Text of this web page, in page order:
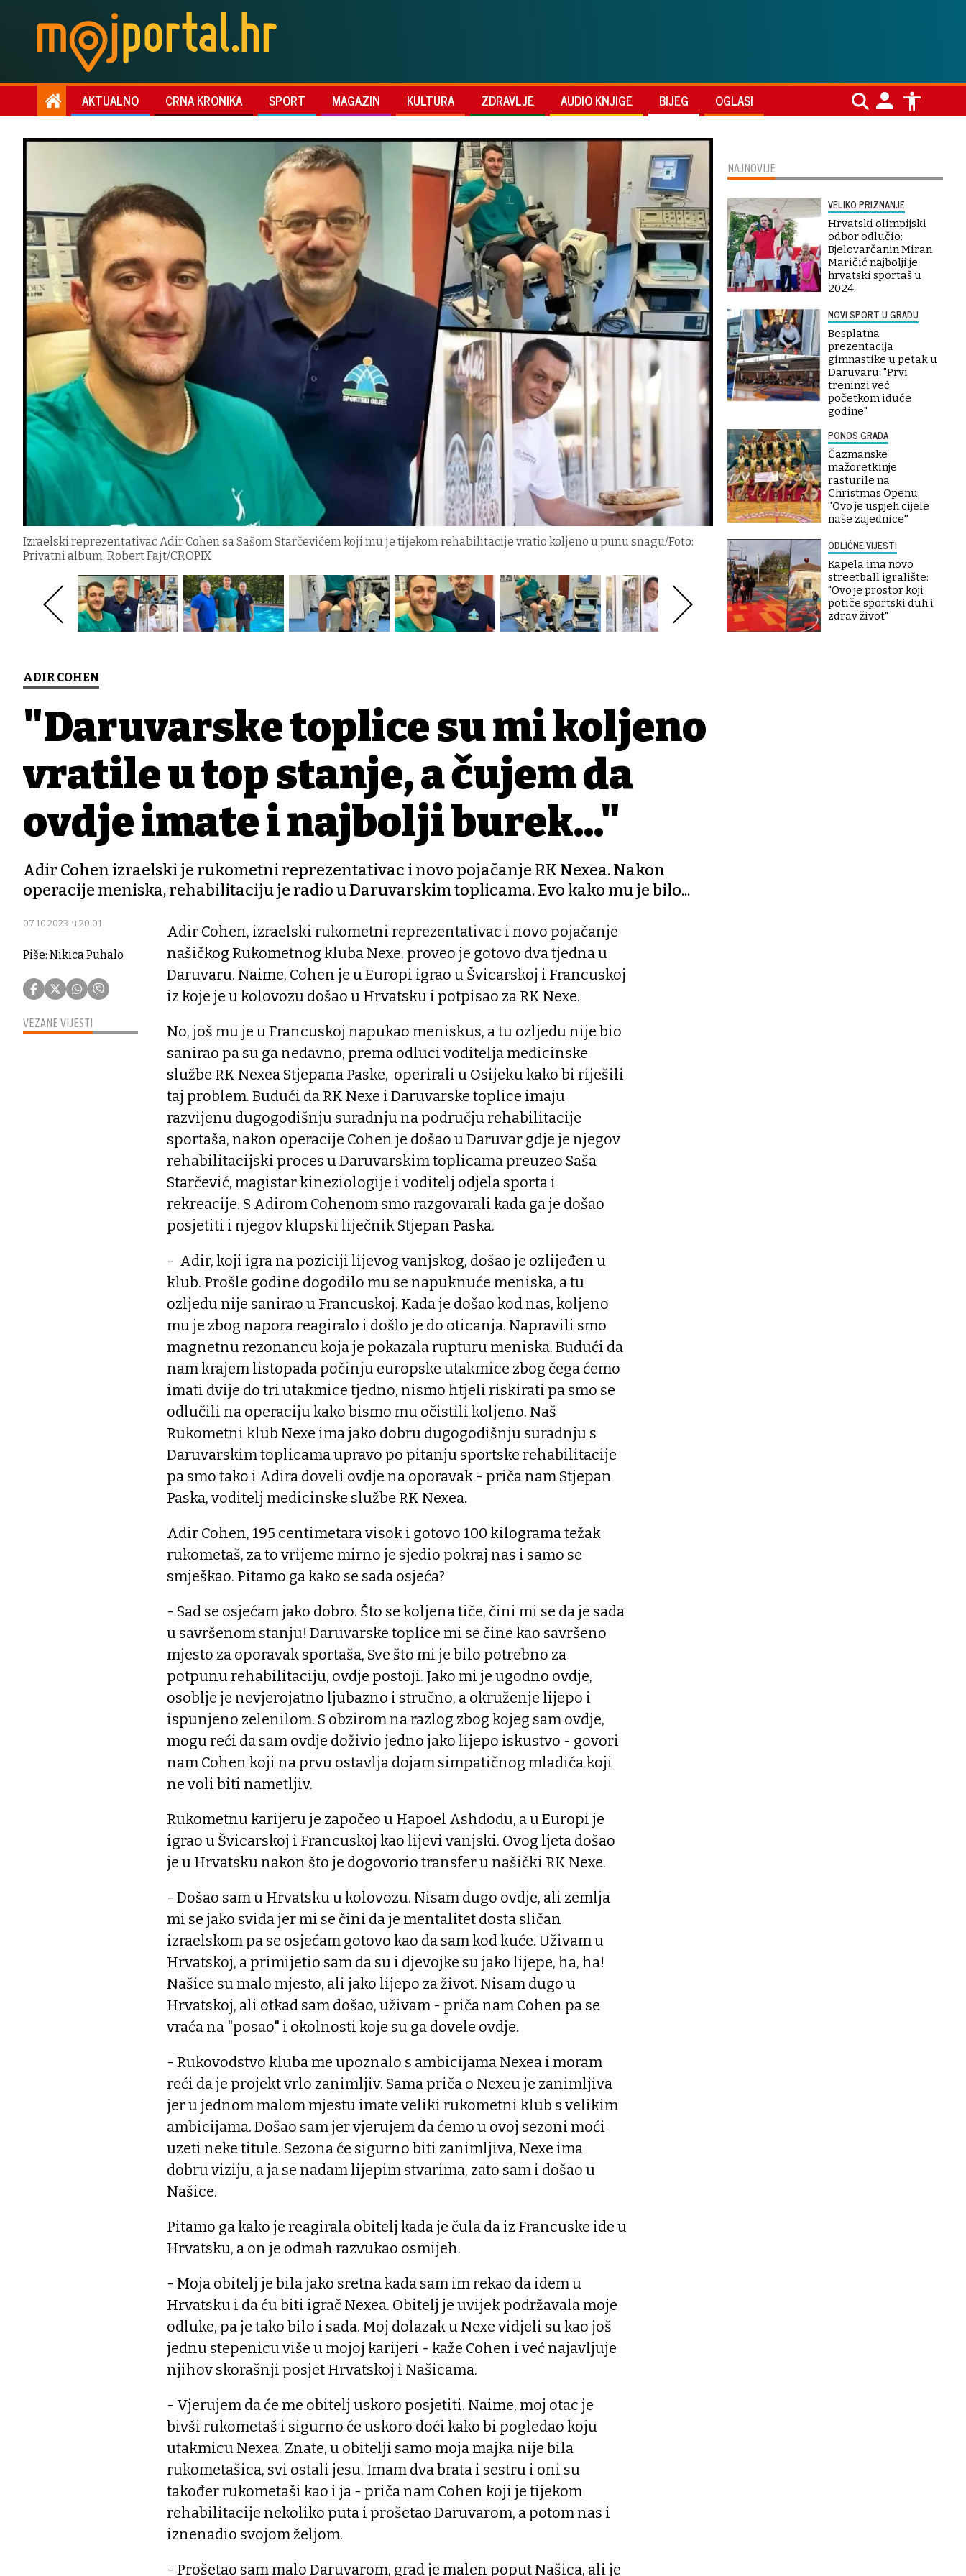
AKTUALNO CRNA KRONIKA SPORT MAGAZIN KULTURA ZDRAVLJE AUDIO KNJIGE BIJEG OGLASI
Izraelski reprezentativac Adir Cohen sa Sašom Starčevićem koji mu je tijekom rehabilitacije vratio koljeno u punu snagu/Foto:
Privatni album, Robert Fajt/CROPIX
ADIR COHEN
"Daruvarske toplice su mi koljeno
vratile u top stanje, a čujem da
ovdje imate i najbolji burek..."
Adir Cohen izraelski je rukometni reprezentativac i novo pojačanje RK Nexea. Nakon
operacije meniska, rehabilitaciju je radio u Daruvarskim toplicama. Evo kako mu je bilo...
07.10.2023. u 20:01
Piše: Nikica Puhalo
VEZANE VIJESTI
Adir Cohen, izraelski rukometni reprezentativac i novo pojačanje
našičkog Rukometnog kluba Nexe. proveo je gotovo dva tjedna u
Daruvaru. Naime, Cohen je u Europi igrao u Švicarskoj i Francuskoj
iz koje je u kolovozu došao u Hrvatsku i potpisao za RK Nexe.
No, još mu je u Francuskoj napukao meniskus, a tu ozljedu nije bio
sanirao pa su ga nedavno, prema odluci voditelja medicinske
službe RK Nexea Stjepana Paske, operirali u Osijeku kako bi riješili
taj problem. Budući da RK Nexe i Daruvarske toplice imaju
razvijenu dugogodišnju suradnju na području rehabilitacije
sportaša, nakon operacije Cohen je došao u Daruvar gdje je njegov
rehabilitacijski proces u Daruvarskim toplicama preuzeo Saša
Starčević, magistar kineziologije i voditelj odjela sporta i
rekreacije. S Adirom Cohenom smo razgovarali kada ga je došao
posjetiti i njegov klupski liječnik Stjepan Paska.
- Adir, koji igra na poziciji lijevog vanjskog, došao je ozlijeđen u
klub. Prošle godine dogodilo mu se napuknuće meniska, a tu
ozljedu nije sanirao u Francuskoj. Kada je došao kod nas, koljeno
mu je zbog napora reagiralo i došlo je do oticanja. Napravili smo
magnetnu rezonancu koja je pokazala rupturu meniska. Budući da
nam krajem listopada počinju europske utakmice zbog čega ćemo
imati dvije do tri utakmice tjedno, nismo htjeli riskirati pa smo se
odlučili na operaciju kako bismo mu očistili koljeno. Naš
Rukometni klub Nexe ima jako dobru dugogodišnju suradnju s
Daruvarskim toplicama upravo po pitanju sportske rehabilitacije
pa smo tako i Adira doveli ovdje na oporavak - priča nam Stjepan
Paska, voditelj medicinske službe RK Nexea.
Adir Cohen, 195 centimetara visok i gotovo 100 kilograma težak
rukometaš, za to vrijeme mirno je sjedio pokraj nas i samo se
smješkao. Pitamo ga kako se sada osjeća?
- Sad se osjećam jako dobro. Što se koljena tiče, čini mi se da je sada
u savršenom stanju! Daruvarske toplice mi se čine kao savršeno
mjesto za oporavak sportaša, Sve što mi je bilo potrebno za
potpunu rehabilitaciju, ovdje postoji. Jako mi je ugodno ovdje,
osoblje je nevjerojatno ljubazno i stručno, a okruženje lijepo i
ispunjeno zelenilom. S obzirom na razlog zbog kojeg sam ovdje,
mogu reći da sam ovdje doživio jedno jako lijepo iskustvo - govori
nam Cohen koji na prvu ostavlja dojam simpatičnog mladića koji
ne voli biti nametljiv.
Rukometnu karijeru je započeo u Hapoel Ashdodu, a u Europi je
igrao u Švicarskoj i Francuskoj kao lijevi vanjski. Ovog ljeta došao
je u Hrvatsku nakon što je dogovorio transfer u našički RK Nexe.
- Došao sam u Hrvatsku u kolovozu. Nisam dugo ovdje, ali zemlja
mi se jako sviđa jer mi se čini da je mentalitet dosta sličan
izraelskom pa se osjećam gotovo kao da sam kod kuće. Uživam u
Hrvatskoj, a primijetio sam da su i djevojke su jako lijepe, ha, ha!
Našice su malo mjesto, ali jako lijepo za život. Nisam dugo u
Hrvatskoj, ali otkad sam došao, uživam - priča nam Cohen pa se
vraća na "posao" i okolnosti koje su ga dovele ovdje.
- Rukovodstvo kluba me upoznalo s ambicijama Nexea i moram
reći da je projekt vrlo zanimljiv. Sama priča o Nexeu je zanimljiva
jer u jednom malom mjestu imate veliki rukometni klub s velikim
ambicijama. Došao sam jer vjerujem da ćemo u ovoj sezoni moći
uzeti neke titule. Sezona će sigurno biti zanimljiva, Nexe ima
dobru viziju, a ja se nadam lijepim stvarima, zato sam i došao u
Našice.
Pitamo ga kako je reagirala obitelj kada je čula da iz Francuske ide u
Hrvatsku, a on je odmah razvukao osmijeh.
- Moja obitelj je bila jako sretna kada sam im rekao da idem u
Hrvatsku i da ću biti igrač Nexea. Obitelj je uvijek podržavala moje
odluke, pa je tako bilo i sada. Moj dolazak u Nexe vidjeli su kao još
jednu stepenicu više u mojoj karijeri - kaže Cohen i već najavljuje
njihov skorašnji posjet Hrvatskoj i Našicama.
- Vjerujem da će me obitelj uskoro posjetiti. Naime, moj otac je
bivši rukometaš i sigurno će uskoro doći kako bi pogledao koju
utakmicu Nexea. Znate, u obitelji samo moja majka nije bila
rukometašica, svi ostali jesu. Imam dva brata i sestru i oni su
također rukometaši kao i ja - priča nam Cohen koji je tijekom
rehabilitacije nekoliko puta i prošetao Daruvarom, a potom nas i
iznenadio svojom željom.
- Prošetao sam malo Daruvarom, grad je malen poput Našica, ali je
NAJNOVIJE
VELIKO PRIZNANJE
Hrvatski olimpijski
odbor odlučio:
Bjelovarčanin Miran
Maričić najbolji je
hrvatski sportaš u
2024.
NOVI SPORT U GRADU
Besplatna
prezentacija
gimnastike u petak u
Daruvaru: "Prvi
treninzi već
početkom iduće
godine"
PONOS GRADA
Čazmanske
mažoretkinje
rasturile na
Christmas Openu:
''Ovo je uspjeh cijele
naše zajednice''
ODLIČNE VIJESTI
Kapela ima novo
streetball igralište:
"Ovo je prostor koji
potiče sportski duh i
zdrav život"